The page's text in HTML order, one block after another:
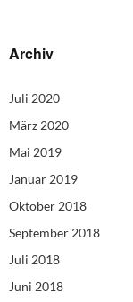
Archiv
Juli 2020
März 2020
Mai 2019
Januar 2019
Oktober 2018
September 2018
Juli 2018
Juni 2018